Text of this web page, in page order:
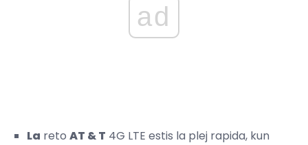
ad
La reto AT & T 4G LTE estis la plej rapida, kun